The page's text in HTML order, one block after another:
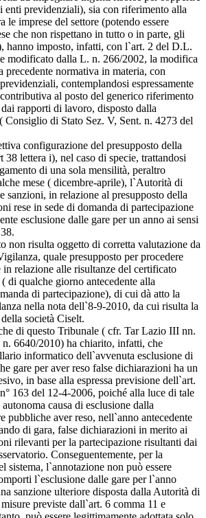
previdenziali), sia con riferimento alla
le imprese del settore (potendo essere
che non rispettano in tutto o in parte, gli
hanno imposto, infatti, con l`art. 2 del D.L.
modificato dalla L. n. 266/2002, la modifica
precedente normativa in materia, con
contemplandosi espressamente
al posto del generico riferimento
rapporti di lavoro, disposto dalla
Consiglio di Stato Sez. V, Sent. n. 4273 del
configurazione del presupposto della
38 lettera i), nel caso di specie, trattandosi
di una sola mensilità, peraltro
mese ( dicembre-aprile), l`Autorità di
sanzioni, in relazione al presupposto della
rese in sede di domanda di partecipazione
esclusione dalle gare per un anno ai sensi
non risulta oggetto di corretta valutazione da
quale presupposto per procedere
in relazione alle risultanze del certificato
di qualche giorno antecedente alla
di partecipazione), di cui dà atto la
nella nota dell`8-9-2010, da cui risulta la
società Ciselt.
di questo Tribunale ( cfr. Tar Lazio III nn.
n. 6640/2010) ha chiarito, infatti, che
informatico dell`avvenuta esclusione di
gare per aver reso false dichiarazioni ha un
in base alla espressa previsione dell`art.
163 del 12-4-2006, poiché alla luce di tale
causa di esclusione dalla
pubbliche aver reso, nell`anno antecedente
di gara, false dichiarazioni in merito ai
rilevanti per la partecipazione risultanti dai
Conseguentemente, per la
sistema, l`annotazione non può essere
l`esclusione dalle gare per l`anno
sanzione ulteriore disposta dalla Autorità di
previste dall`art. 6 comma 11 e